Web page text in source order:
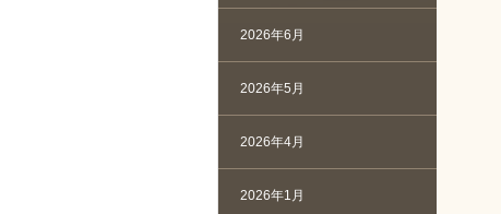
2026年6月
2026年5月
2026年4月
2026年1月